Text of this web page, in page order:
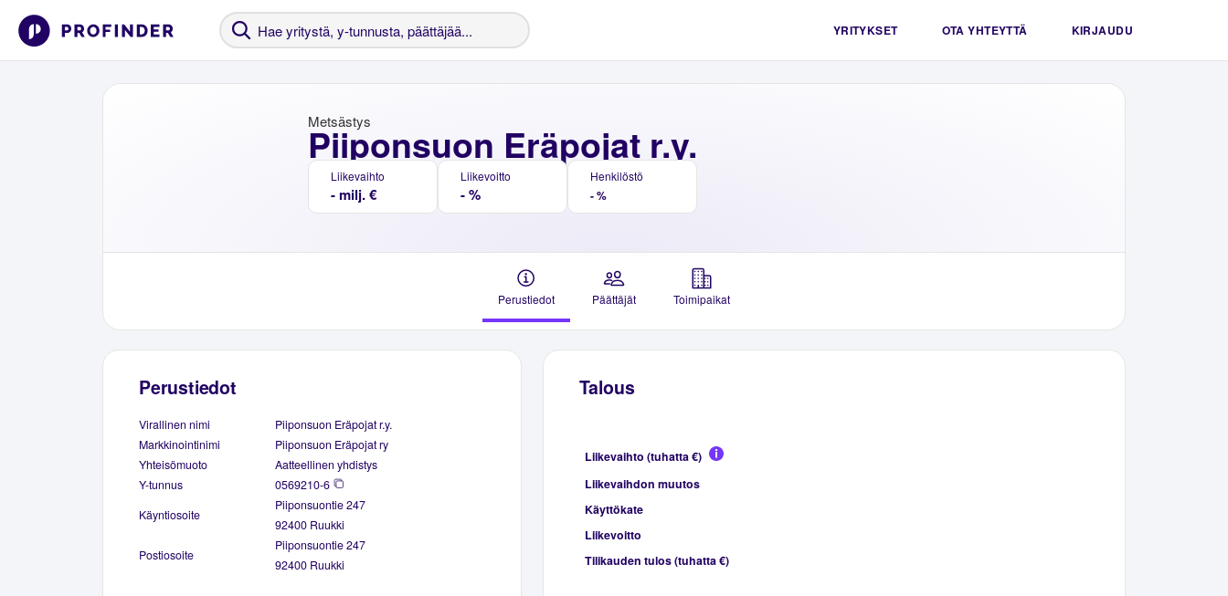
YRITYKSET OTA YHTEYTTÄ KIRJAUDU
Piiponsuon Eräpojat r.y.
Metsästys
Liikevaihto
- milj. €
Liikevoitto
- %
Henkilöstö
- %
Perustiedot Päättäjät Toimipaikat
Perustiedot
Virallinen nimi
Piiponsuon Eräpojat r.y.
Markkinointinimi
Piiponsuon Eräpojat ry
Yhteisömuoto
Aatteellinen yhdistys
Y-tunnus
0569210-6
Käyntiosoite
Piiponsuontie 247
92400 Ruukki
Postiosoite
Piiponsuontie 247
92400 Ruukki
Talous
Liikevaihto (tuhatta €)
Liikevaihdon muutos
Käyttökate
Liikevoitto
Tilikauden tulos (tuhatta €)